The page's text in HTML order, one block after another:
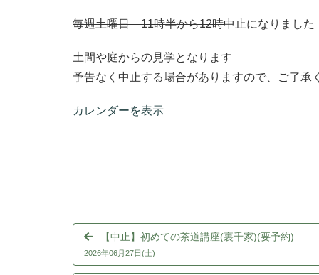
毎週土曜日 11時半から12時中止になりました
土間や庭からの見学となります
予告なく中止する場合がありますので、ご了承
カレンダーを表示
【中止】初めての茶道講座(裏千家)(要予約)
2026年06月27日(土)